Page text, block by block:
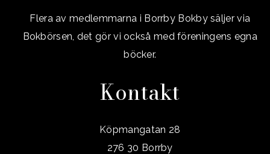
Flera av medlemmarna i Borrby Bokby säljer via
Bokbörsen, det gör vi också med föreningens egna
böcker.
Kontakt
Köpmangatan 28
276 30 Borrby